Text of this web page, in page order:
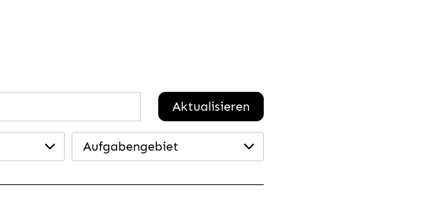
Aktualisieren
Aufgabengebiet